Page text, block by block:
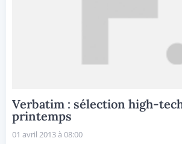
Verbatim : sélection high-
printemps
01 avril 2013 à 08:00